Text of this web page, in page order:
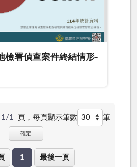
檢署偵查案件終結情形-
1/1 頁， 每頁顯示筆數 筆
確定
1 最後一頁